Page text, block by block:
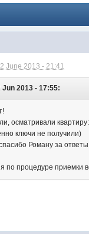
June 2013 - 21:41
Jun 2013 - 17:55:
осматривали
ключи не получили)
Роману за
по процедуре приемки